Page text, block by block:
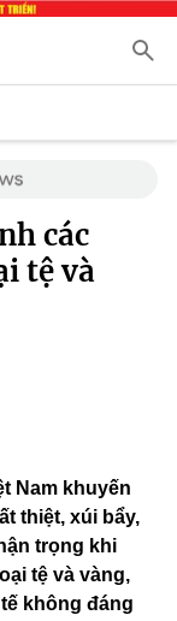
các
tệ và
Nam khuyến
thiệt, xúi bẩy,
trọng khi
tệ và vàng,
không đáng